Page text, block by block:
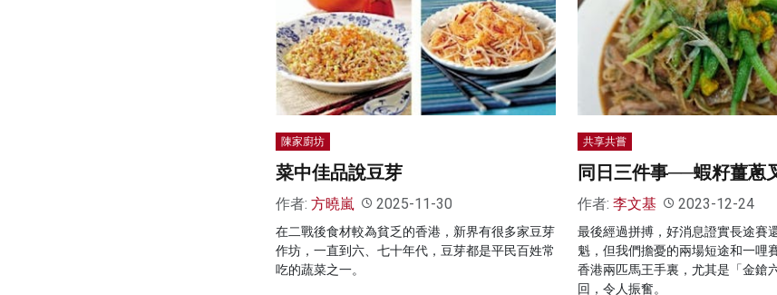
陳家廚坊
菜中佳品說豆芽
作者: 方曉嵐 2025-11-30
在二戰後食材較為貧乏的香港，新界有很多家豆芽
作坊，一直到六、七十年代，豆芽都是平民百姓常
吃的蔬菜之一。
共享共嘗
同日三件事──蝦籽薑蔥
作者: 李文基 2023-12-24
最後經過拼搏，好消息證實長途賽
魁，但我們擔憂的兩場短途和一哩
香港兩匹馬王手裏，尤其是「金鎗
回，令人振奮。